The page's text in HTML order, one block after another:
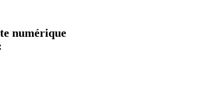
numérique